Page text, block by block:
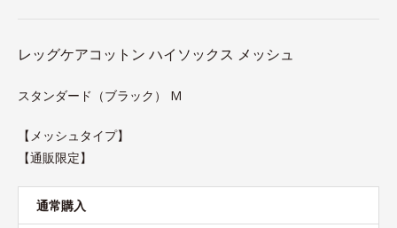
レッグケアコットン ハイソックス メッシュ
スタンダード（ブラック） M
【メッシュタイプ】
【通販限定】
通常購入